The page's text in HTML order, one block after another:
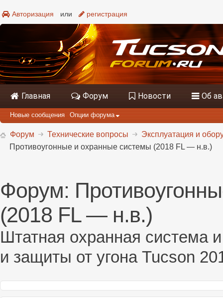
Авторизация или регистрация
Главная Форум Новости Об
Новые сообщения Опции форума
Форум Технические вопросы
Эксплуатация и
Противоугонные и охранные системы (2018 FL — н.в.)
Форум:
(2018 FL — н.в.)
Штатная охранная система
и защиты от угона Tucson